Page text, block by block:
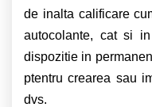
de inalta calificare
autocolante, cat si
dispozitie in
ptentru crearea sau
dvs.